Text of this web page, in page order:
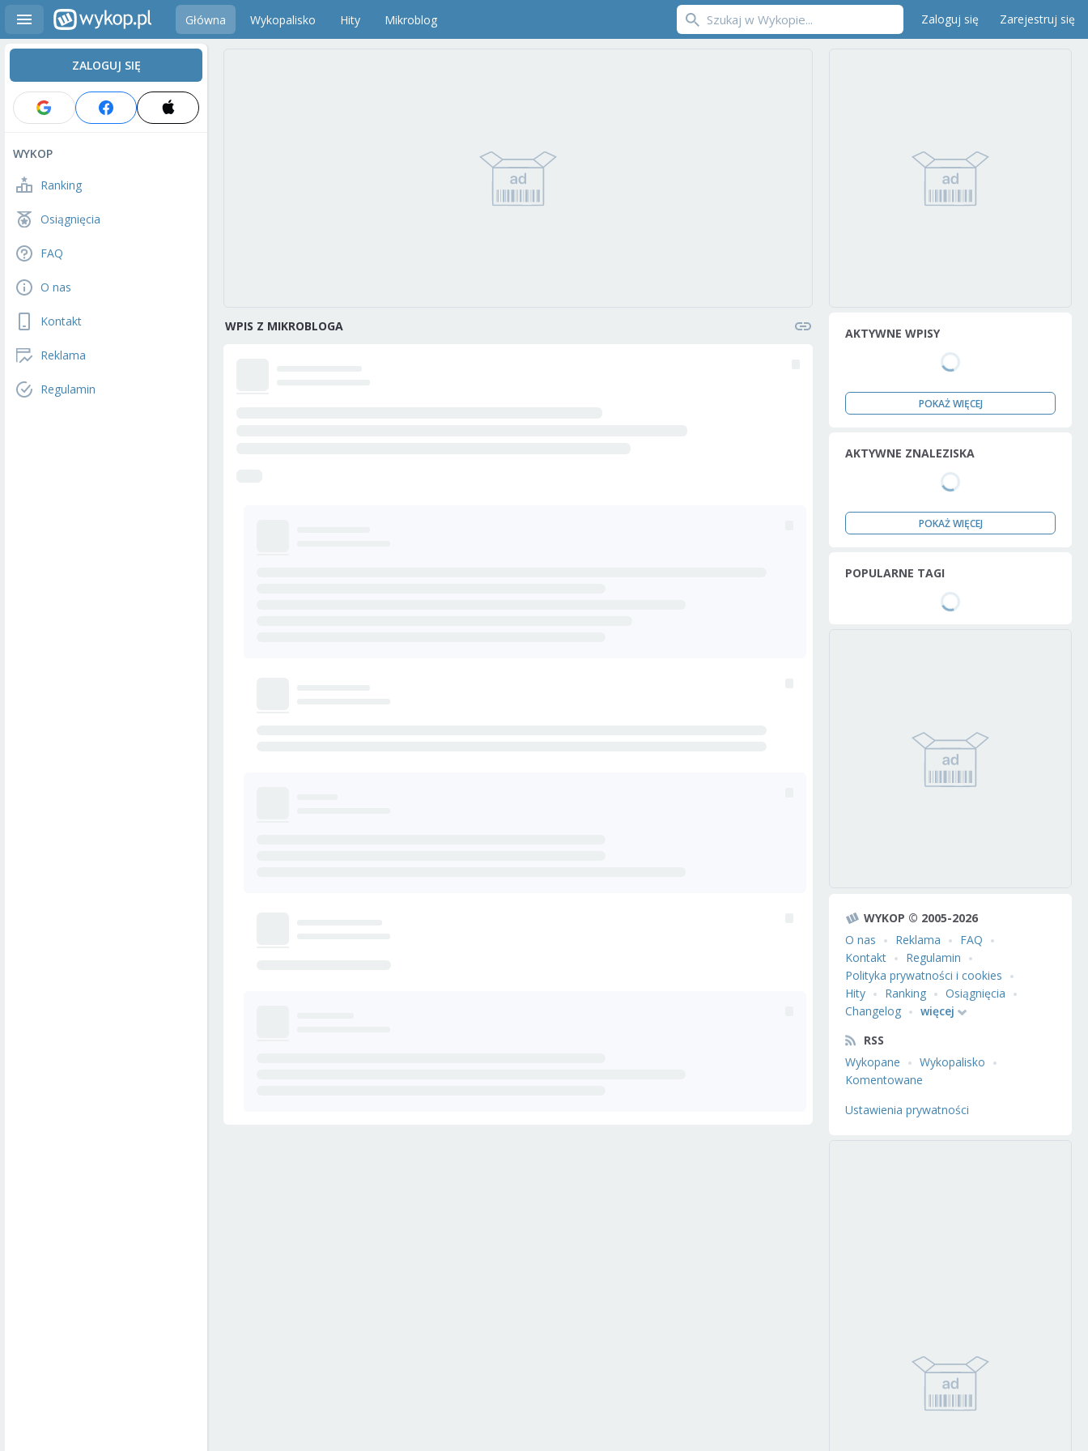
Główna Wykopalisko Hity Mikroblog Zaloguj się Zarejestruj się
ZALOGUJ SIĘ
WYKOP
Ranking
Osiągnięcia
FAQ
O nas
Kontakt
Reklama
Regulamin
WPIS Z MIKROBLOGA AKTYWNE WPISY
POKAŻ WIĘCEJ
AKTYWNE ZNALEZISKA
POKAŻ WIĘCEJ
POPULARNE TAGI
WYKOP © 2005-2026
O nas
Reklama
FAQ
Kontakt
Regulamin
Polityka prywatności i cookies
Hity
Ranking
Osiągnięcia
Changelog
więcej
RSS
Wykopane
Wykopalisko
Komentowane
Ustawienia prywatności